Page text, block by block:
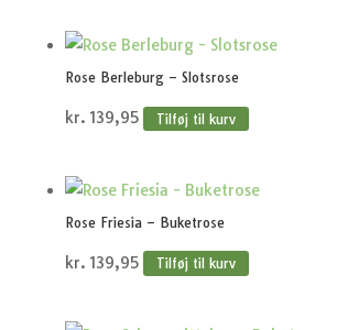
Rose Berleburg – Slotsrose
kr. 139,95 Tilføj til kurv
Rose Friesia – Buketrose
kr. 139,95 Tilføj til kurv